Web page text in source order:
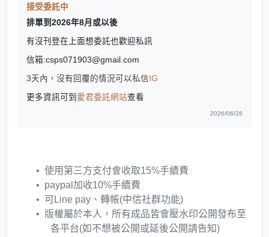
接受委託中
排單到2026年8月或以後
有沒刊登在上面想委託也歡迎私訊
信箱:csps071903@gmail.com
3天內，沒有回覆的情況可以私信 IG
更多資訊可到 愛君委託網站查看
2026/06/28
使用第三方支付會收取15%手續費
paypal加收10%手續費
可Line pay、轉帳(中信社群功能)
版權屬於本人，所有成品皆會壓水印公開發布至
各平台(如不想被公開或延後公開請告知)